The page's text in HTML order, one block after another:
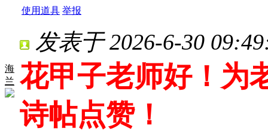
使用道具 举报
海
兰
发表于 2026-6-30
花甲子老师好！为
诗帖点赞！